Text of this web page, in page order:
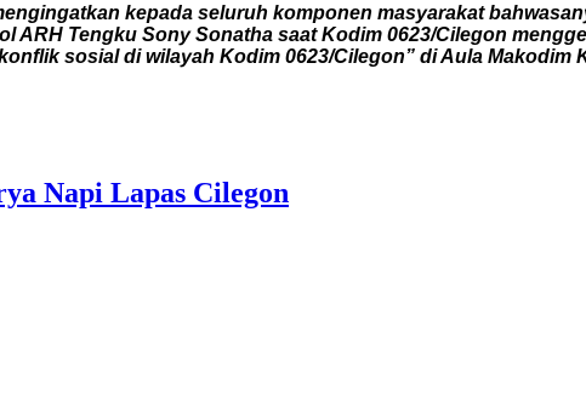
kepada seluruh komponen masyarakat
ARH Tengku Sony Sonatha saat Kodim 0623/Cilegon
sosial di wilayah Kodim 0623/Cilegon” di Aula Makodim
Napi Lapas Cilegon